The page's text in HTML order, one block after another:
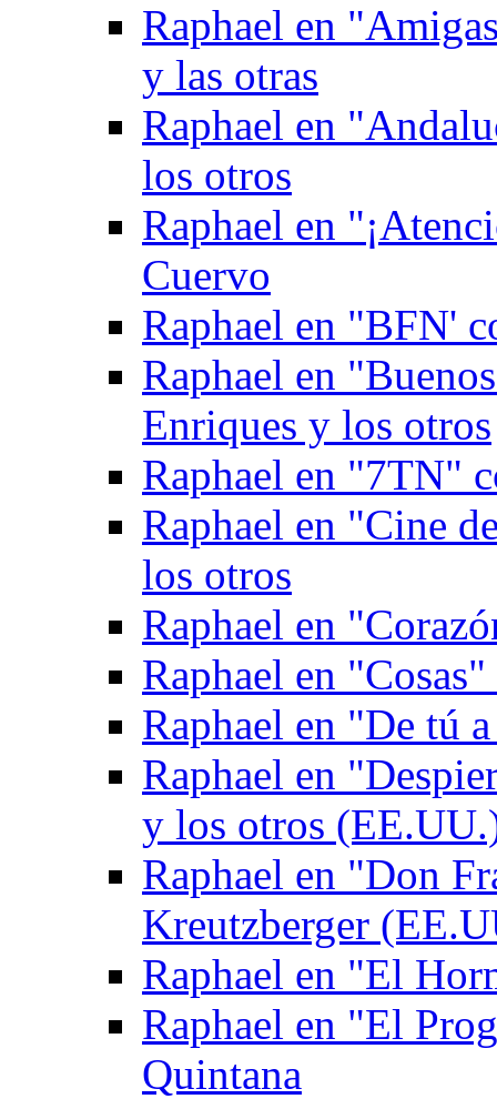
Raphael en
y las otras
Raphael en
los otros
Raphael en
Cuervo
Raphael en "BFN'
Raphael en
Enriques y los otros
Raphael en "7TN"
Raphael en "Cine
los otros
Raphael en
Raphael en
Raphael en "De tú
Raphael en
y los otros
Raphael en "Don
Kreutzberger
Raphael en "El
Raphael en "El
Quintana